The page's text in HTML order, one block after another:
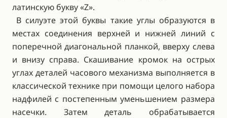
латинскую букву «Z».
В силуэте этой буквы такие углы образуются в
местах соединения верхней и нижней линий с
поперечной диагональной планкой, вверху слева
и внизу справа. Скашивание кромок на острых
углах деталей часового механизма выполняется в
классической технике при помощи целого набора
надфилей с постепенным уменьшением размера
насечки. Затем деталь обрабатывается